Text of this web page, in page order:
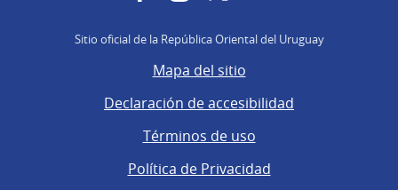
Sitio oficial de la República Oriental del Uruguay
Mapa del sitio
Declaración de accesibilidad
Términos de uso
Política de Privacidad